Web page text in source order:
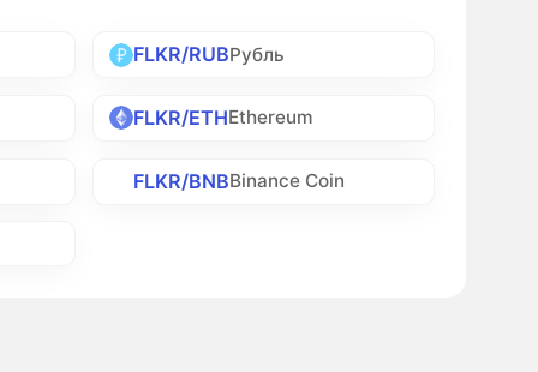
FLKR/RUBРубль
FLKR/ETHEthereum
FLKR/BNBBinance Coin